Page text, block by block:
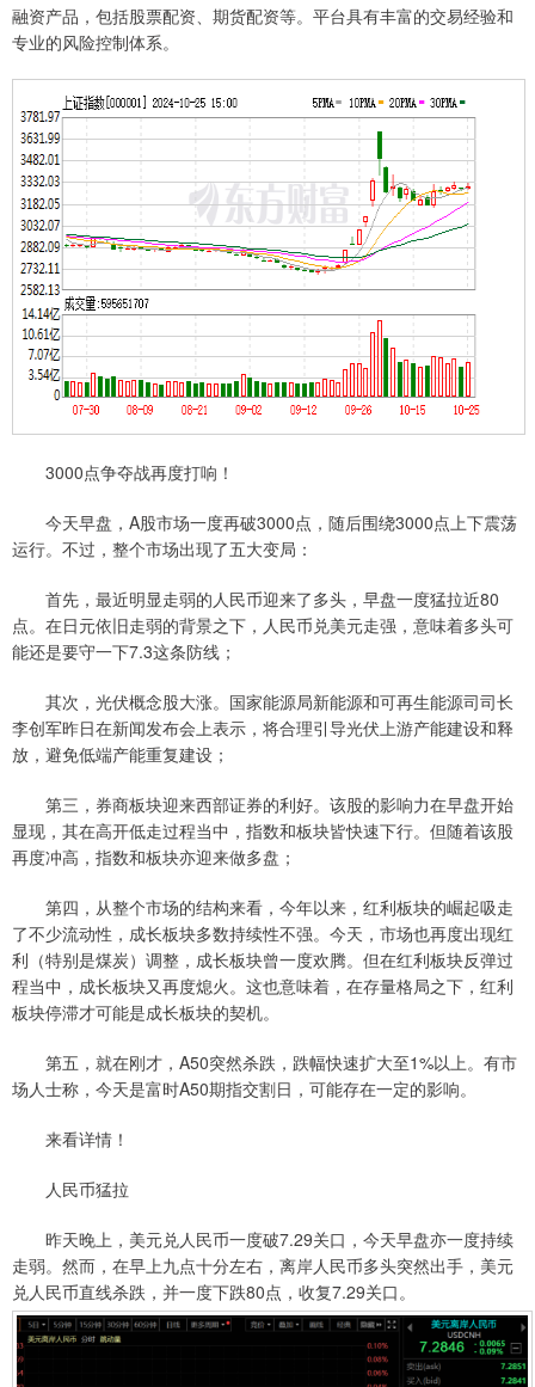
融资产品，包括股票配资、期货配资等。平台具有丰富的交易经验和
专业的风险控制体系。
3000点争夺战再度打响！
今天早盘，A股市场一度再破3000点，随后围绕3000点上下震荡
运行。不过，整个市场出现了五大变局：
首先，最近明显走弱的人民币迎来了多头，早盘一度猛拉近80
点。在日元依旧走弱的背景之下，人民币兑美元走强，意味着多头可
能还是要守一下7.3这条防线；
其次，光伏概念股大涨。国家能源局新能源和可再生能源司司长
李创军昨日在新闻发布会上表示，将合理引导光伏上游产能建设和释
放，避免低端产能重复建设；
第三，券商板块迎来西部证券的利好。该股的影响力在早盘开始
显现，其在高开低走过程当中，指数和板块皆快速下行。但随着该股
再度冲高，指数和板块亦迎来做多盘；
第四，从整个市场的结构来看，今年以来，红利板块的崛起吸走
了不少流动性，成长板块多数持续性不强。今天，市场也再度出现红
利（特别是煤炭）调整，成长板块曾一度欢腾。但在红利板块反弹过
程当中，成长板块又再度熄火。这也意味着，在存量格局之下，红利
板块停滞才可能是成长板块的契机。
第五，就在刚才，A50突然杀跌，跌幅快速扩大至1%以上。有市
场人士称，今天是富时A50期指交割日，可能存在一定的影响。
来看详情！
人民币猛拉
昨天晚上，美元兑人民币一度破7.29关口，今天早盘亦一度持续
走弱。然而，在早上九点十分左右，离岸人民币多头突然出手，美元
兑人民币直线杀跌，并一度下跌80点，收复7.29关口。